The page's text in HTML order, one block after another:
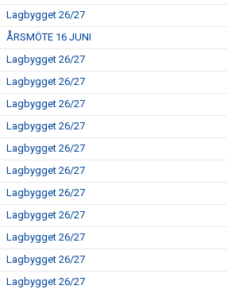
Lagbygget 26/27
ÅRSMÖTE 16 JUNI
Lagbygget 26/27
Lagbygget 26/27
Lagbygget 26/27
Lagbygget 26/27
Lagbygget 26/27
Lagbygget 26/27
Lagbygget 26/27
Lagbygget 26/27
Lagbygget 26/27
Lagbygget 26/27
Lagbygget 26/27